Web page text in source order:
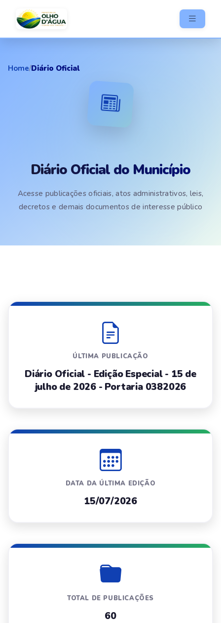
Home/Diário Oficial
Diário Oficial do Município
Acesse publicações oficiais, atos administrativos, leis,
decretos e demais documentos de interesse público
ÚLTIMA PUBLICAÇÃO
Diário Oficial - Edição Especial - 15 de
julho de 2026 - Portaria 0382026
DATA DA ÚLTIMA EDIÇÃO
15/07/2026
TOTAL DE PUBLICAÇÕES
60